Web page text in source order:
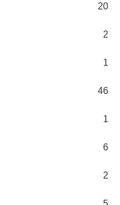
20
2
1
46
1
6
2